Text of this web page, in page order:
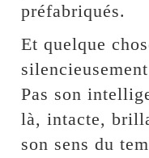
préfabriqués.
Et quelque
Pas son
là, intacte,
son sens du